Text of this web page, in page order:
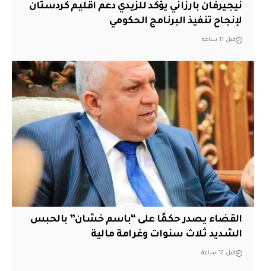
نيجيرفان بارزاني يؤكد للزيدي دعم اقليم ‏كردستان
لإنجاح تنفيذ البرنامج الحكومي
قبل 11 ساعة
القضاء يصدر حكمًا على “باسم خشان” بالحبس
الشديد ثلاث سنوات وغرامة مالية
قبل 12 ساعة